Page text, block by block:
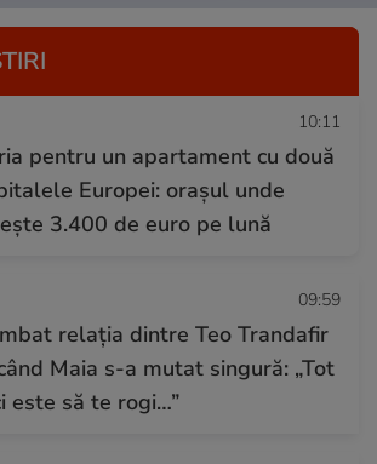
10:11
pentru un apartament cu două
Europei: orașul unde
3.400 de euro pe lună
09:59
relația dintre Teo Trandafir
Maia s-a mutat singură: „Tot
este să te rogi…”